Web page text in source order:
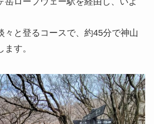
々と登るコースで、約45分で神山
す。